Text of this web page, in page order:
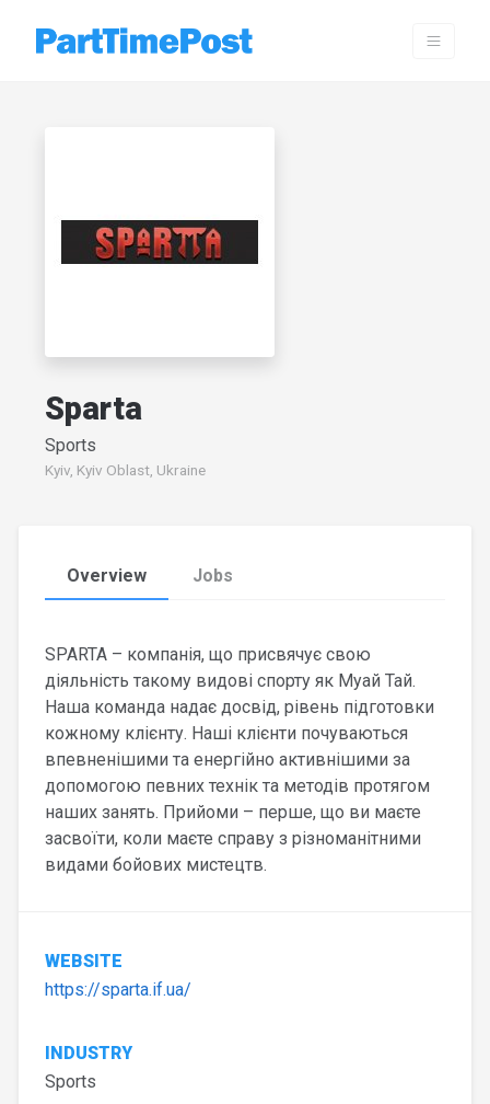
Sparta
Sports
Kyiv, Kyiv Oblast, Ukraine
Overview Jobs
SPARTA – компанія, що присвячує свою
діяльність такому видові спорту як Муай Тай.
Наша команда надає досвід, рівень підготовки
кожному клієнту. Наші клієнти почуваються
впевненішими та енергійно активнішими за
допомогою певних технік та методів протягом
наших занять. Прийоми – перше, що ви маєте
засвоїти, коли маєте справу з різноманітними
видами бойових мистецтв.
WEBSITE
https://sparta.if.ua/
INDUSTRY
Sports